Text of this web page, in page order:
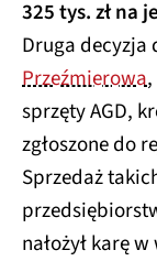
325 tys. zł na
Druga decyzja
Przeźmierowa
sprzęty AGD,
zgłoszone do
Sprzedaż
nałożył karę